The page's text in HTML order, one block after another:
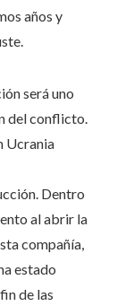
años y
será uno
del conflicto.
Ucrania
Dentro
al abrir la
compañía,
estado
de las